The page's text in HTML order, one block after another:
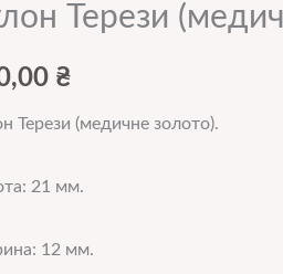
Терези
₴
Терези (медичне золото).
21 мм.
12 мм.